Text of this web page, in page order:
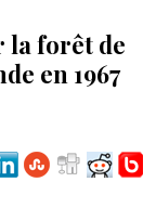
la forêt de
en 1967